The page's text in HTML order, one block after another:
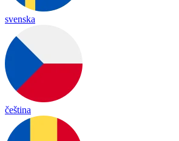
svenska
čeština